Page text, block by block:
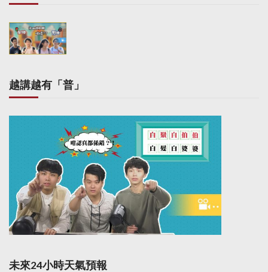
越講越有「普」
未來24小時天氣預報